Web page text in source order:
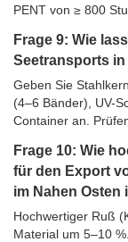
PENT von ≥ 800
Frage 9: Wie
Seetransports
Geben Sie
(4–6 Bänder), UV-
Container an.
Frage 10: Wie
für den Export
im Nahen Osten
Hochwertiger Ruß
Material um 5–10